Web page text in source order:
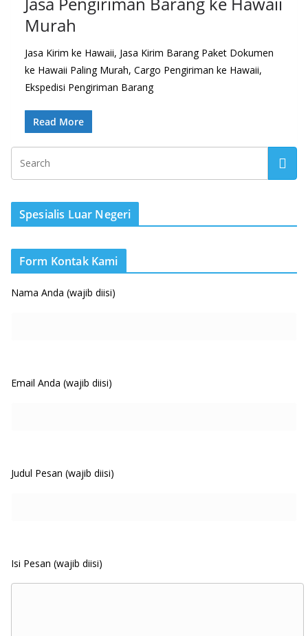
Murah
Jasa Kirim ke Hawaii, Jasa Kirim Barang Paket Dokumen
ke Hawaii Paling Murah, Cargo Pengiriman ke Hawaii,
Ekspedisi Pengiriman Barang
Read More
Spesialis Luar Negeri
Form Kontak Kami
Nama Anda (wajib diisi)
Email Anda (wajib diisi)
Judul Pesan (wajib diisi)
Isi Pesan (wajib diisi)